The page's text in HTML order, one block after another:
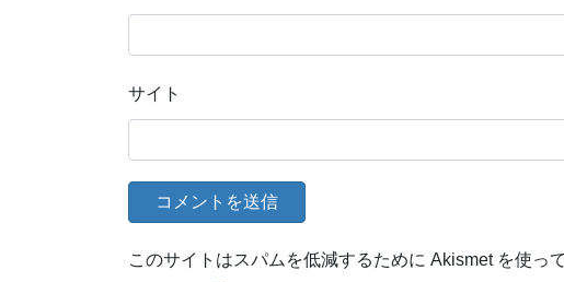
サイト
このサイトはスパムを低減するために Akismet を使っ